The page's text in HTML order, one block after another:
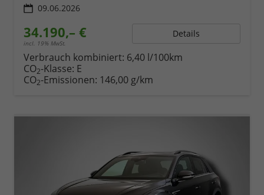
09.06.2026
34.190,– €
incl. 19% MwSt.
Details
Verbrauch kombiniert: 6,40 l/100km
CO2-Klasse: E
CO2-Emissionen: 146,00 g/km